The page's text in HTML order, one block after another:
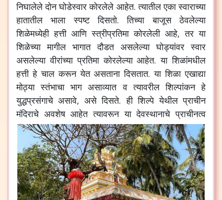
निघालेले दोन घोडेस्वार कोरलेले आहेत.त्यातील एका स्वाराच्या
हातातील
भाला स्पष्ट दिसतो.तिच्या बाजूस
ठेवलेल्या
शिळेमध्येही हत्ती आणि स्त्रीप्रतिमा कोरलेली आहे,तर या
शिळेच्या मागील भागात दौडत असलेल्या घोड्यांवर स्वार
असलेल्या वीरांच्या प्रतिमा कोरलेल्या आहेत.या शिळांमधील
हत्ती हे चाल करून येत असताना दिसतात.या शिळा एखाद्या
मोठ्या स्तंभाचा भाग असाव्यात व त्यावरील शिल्पांकन हे
युद्धप्रसंगाचे असावे,असे दिसते.ही शिल्पे येथील प्राचीन
मंदिराचे अवशेष आहेत त्यावरून या देवस्थानाचे प्राचीनत्व